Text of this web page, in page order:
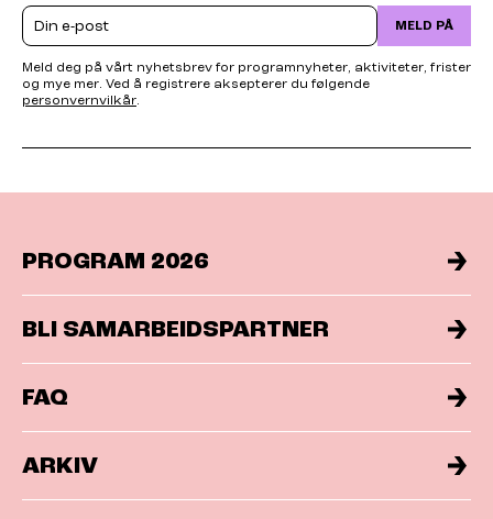
Email MELD PÅ
Meld deg på vårt nyhetsbrev for programnyheter, aktiviteter, frister
og mye mer. Ved å registrere aksepterer du følgende
personvernvilkår.
PROGRAM 2026
BLI SAMARBEIDSPARTNER
FAQ
ARKIV